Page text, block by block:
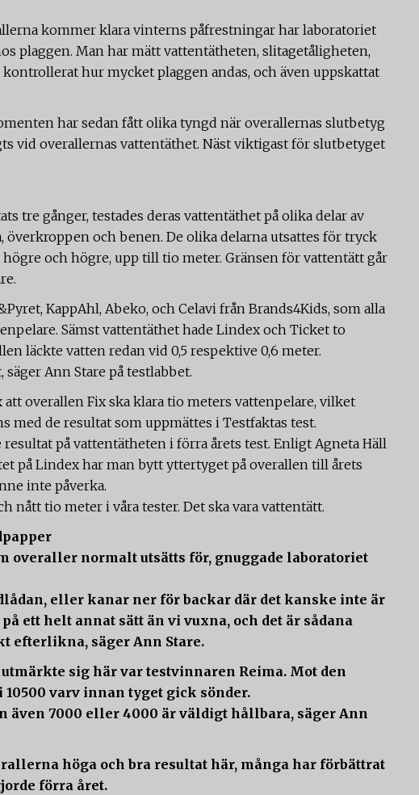
kommer klara vinterns påfrestningar har laboratoriet
plaggen. Man har mätt vattentätheten, slitagetåligheten,
hur mycket plaggen andas, och även uppskattat
har sedan fått olika tyngd när overallernas slutbetyg
vid overallernas vattentäthet. Näst viktigast för slutbetyget
tre gånger, testades deras vattentäthet på olika delar av
överkroppen och benen. De olika delarna utsattes för tryck
och högre, upp till tio meter. Gränsen för vattentätt går
KappAhl, Abeko, och Celavi från Brands4Kids, som alla
Sämst vattentäthet hade Lindex och Ticket to
läckte vatten redan vid 0,5 respektive 0,6 meter.
Ann Stare på testlabbet.
overallen Fix ska klara tio meters vattenpelare, vilket
med de resultat som uppmättes i Testfaktas test.
på vattentätheten i förra årets test. Enligt Agneta Häll
på Lindex har man bytt yttertyget på overallen till årets
inte påverka.
nått tio meter i våra tester. Det ska vara vattentätt.
overaller normalt utsätts för, gnuggade laboratoriet
eller kanar ner för backar där det kanske inte är
ett helt annat sätt än vi vuxna, och det är sådana
efterlikna, säger Ann Stare.
sig här var testvinnaren Reima. Mot den
varv innan tyget gick sönder.
även 7000 eller 4000 är väldigt hållbara, säger Ann
höga och bra resultat här, många har förbättrat
förra året.